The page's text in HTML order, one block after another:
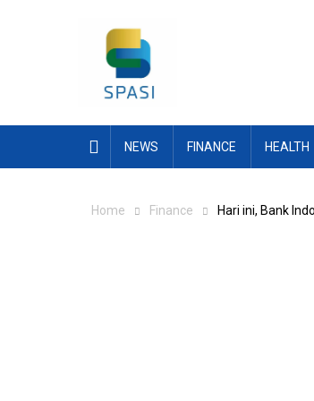
NEWS FINANCE HEALTH
Home Finance Hari ini, Bank